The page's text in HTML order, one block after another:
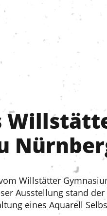
Willstätter
Ausstellung stand
eines Aquarell